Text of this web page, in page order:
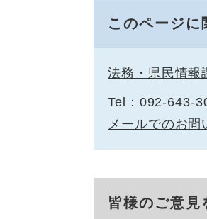
このページに
法務・県民情報
Tel：092-643-
メールでのお問
皆様のご意見